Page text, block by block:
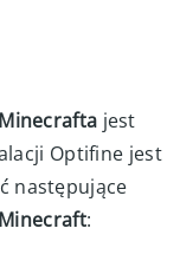
Minecrafta jest
Optifine jest
następujące
Minecraft: